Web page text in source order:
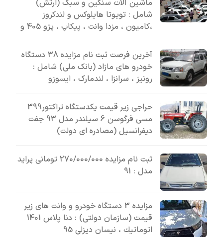
ماشین آلات سنگین و سبک (ارتش)
شامل : تویوتا هایلوکس و لندکروز
،کامیون ، مزدا وانت ، پیکاپ ، پژو 405 و
آخرین فرصت ثبت نام مزایده 38 دستگاه
خودرو های مازاد (بانک ملی) شامل :
رونیز ، سرانزا ، لندمارک ، ایسوزو
حراجی زیر قیمت یکدستگاه تراکتور399
مسی فرگوسن 6 سیلندر مدل 93 جفت
دیفرانسیل (مصادره ای دولت)
ثبت نام مزایده 270/000/000 تومانی پراید
مدل : 91
مزایده 3 دستگاه خودرو و وانت های زیر
قیمت (سازمان دولتی) : دنا پلاس 1401
اتوماتيك ، نیسان دیزلی 95